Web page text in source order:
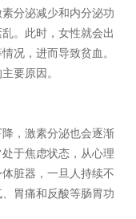
分泌减少和内分泌功
。此时，女性就会出
况，进而导致贫血。
要原因。
，激素分泌也会逐渐
于焦虑状态，从心理
脏器，一旦人持续不
胃痛和反酸等肠胃功